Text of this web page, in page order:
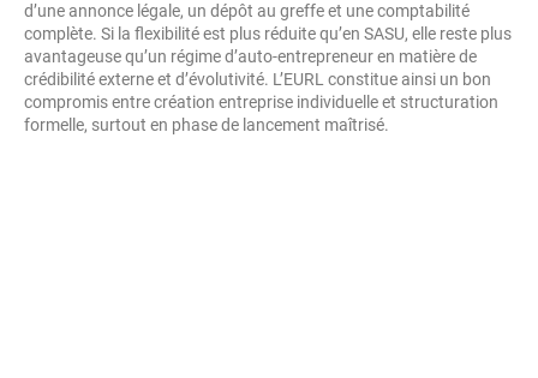
d’une annonce légale, un dépôt au greffe et une comptabilité
complète. Si la flexibilité est plus réduite qu’en SASU, elle reste plus
avantageuse qu’un régime d’auto-entrepreneur en matière de
crédibilité externe et d’évolutivité. L’EURL constitue ainsi un bon
compromis entre création entreprise individuelle et structuration
formelle, surtout en phase de lancement maîtrisé.